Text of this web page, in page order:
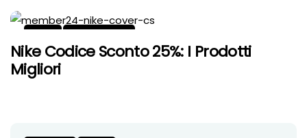
NIKE PROMOZIONI
Nike Codice Sconto 25%: I Prodotti
Migliori